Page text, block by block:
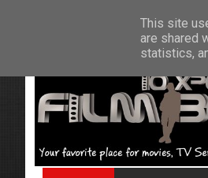
HOME
This site
are shared
statistics,